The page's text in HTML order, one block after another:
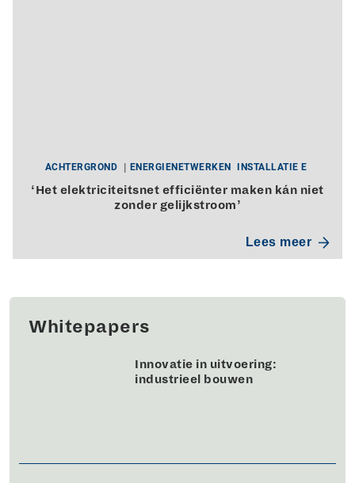
ACHTERGROND ENERGIENETWERKEN INSTALLATIE E
‘Het elektriciteitsnet efficiënter maken kán niet
zonder gelijkstroom’
Lees meer
Whitepapers
Innovatie in uitvoering:
industrieel bouwen